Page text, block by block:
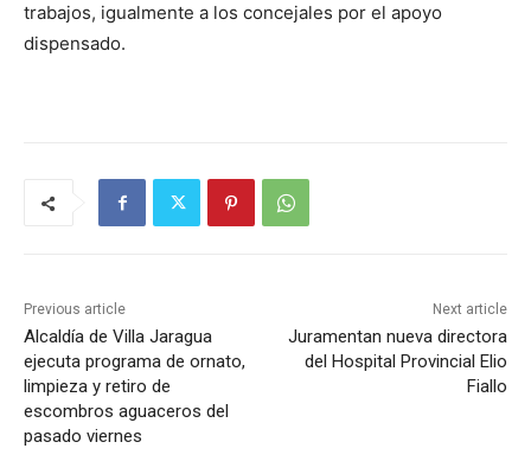
trabajos, igualmente a los concejales por el apoyo
dispensado.
Previous article
Alcaldía de Villa Jaragua
ejecuta programa de ornato,
limpieza y retiro de
escombros aguaceros del
pasado viernes
Next article
Juramentan nueva directora
del Hospital Provincial Elio
Fiallo